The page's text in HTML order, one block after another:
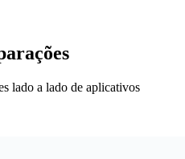
lado a lado de aplicativos